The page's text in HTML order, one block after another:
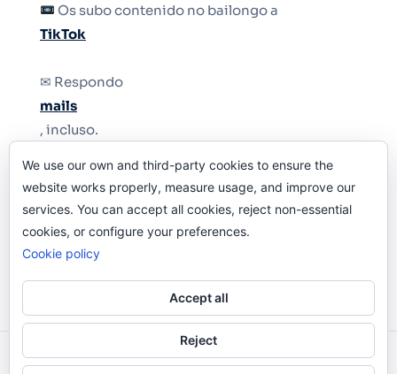
Os subo contenido no bailongo a
TikTok
✉ Respondo
mails
, incluso.
Y si una persona no puede tener teléfono, que
le quiten el teléfono.
Odi O'Malley © 2016-2025. Todos Los Derechos
We use our own and third-party cookies to ensure the
website works properly, measure usage, and improve our
services. You can accept all cookies, reject non-essential
cookies, or configure your preferences.
Cookie policy
Accept all
Reject